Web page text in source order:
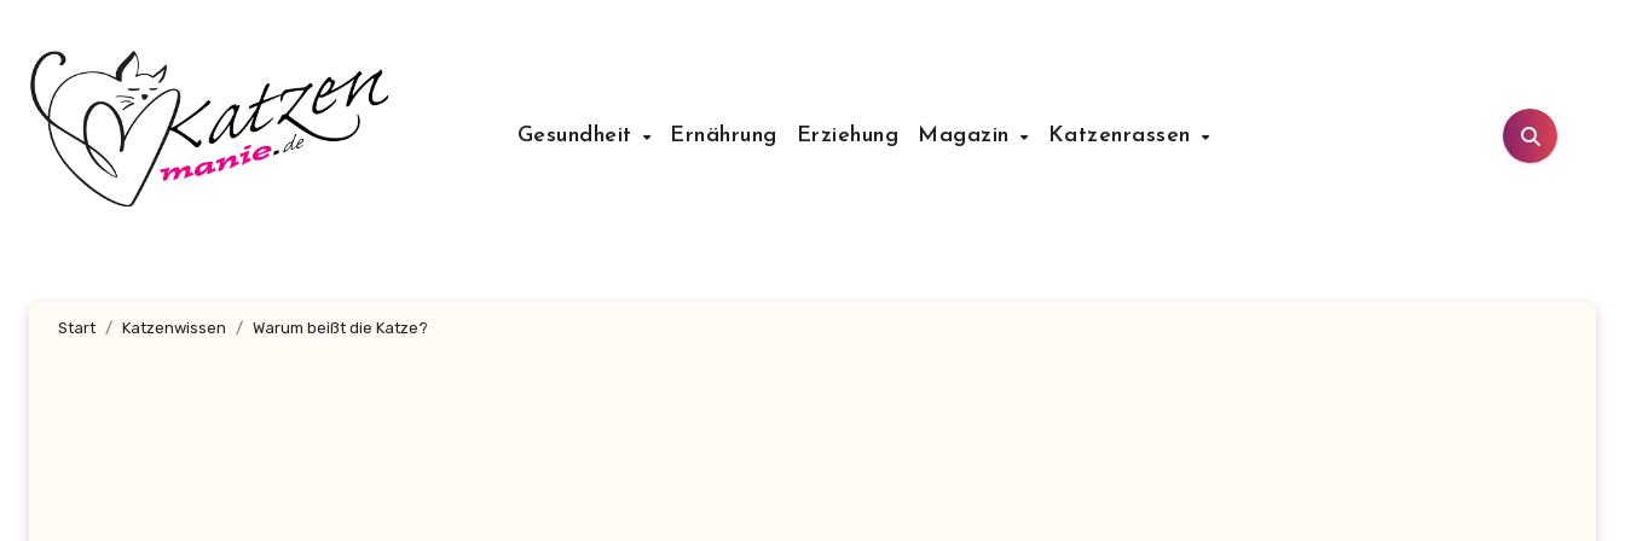
Inhalt
springen
Gesundheit Ernährung Erziehung Magazin Katzenrassen
Start Katzenwissen Warum beißt die Katze?